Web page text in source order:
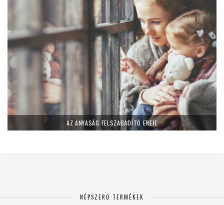
AZ ANYASÁG FELSZABADÍTÓ EREJE
NÉPSZERŰ TERMÉKEK